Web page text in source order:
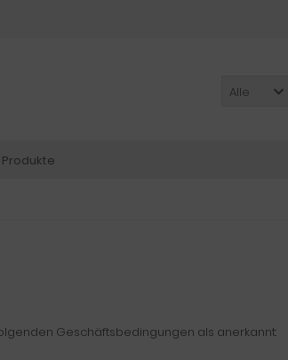
Alle
Geschäftsbedingungen als anerkannt: